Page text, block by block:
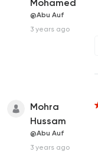
Mohamed
@Abu Auf
3 years ago
Mohra
Hussam
@Abu Auf
3 years ago